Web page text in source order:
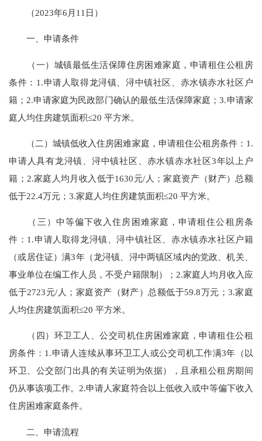
（2023年6月11日）
一、申请条件
（一）城镇最低生活保障住房困难家庭，申请租住公租房
条件：1.申请人取得龙浔镇、浔中镇社区、赤水镇赤水社区户
籍；2.申请家庭为民政部门确认的最低生活保障家庭；3.申请家
庭人均住房建筑面积≤20 平方米。
（二）城镇低收入住房困难家庭，申请租住公租房条件：1.
申请人具有龙浔镇、浔中镇社区、赤水镇赤水社区3年以上户
籍；2.家庭人均月收入低于1630元/人；家庭资产（财产）总额
低于22.4万元；3.家庭人均住房建筑面积≤20 平方米。
（三）中等偏下收入住房困难家庭，申请租住公租房条
件：1.申请人取得龙浔镇、浔中镇社区、赤水镇赤水社区户籍
（或居住证）满3年（龙浔镇、浔中两镇区域内的党政、机关、
事业单位在编工作人员，不受户籍限制）；2.家庭人均月收入应
低于2723元/人；家庭资产（财产）总额低于59.8万元；3.家庭
人均住房建筑面积≤20 平方米。
（四）环卫工人、公交司机住房困难家庭，申请租住公租
房条件：1.申请人连续从事环卫工人或公交司机工作满3年（以
环卫、公交部门出具的有关证明为依据），且承租公租房期间
仍从事该项工作。2.申请人家庭符合以上低收入或中等偏下收入
住房困难家庭条件。
二、申请流程